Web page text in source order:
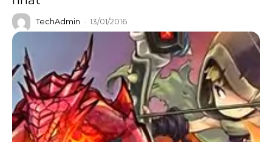
TechAdmin - 13/01/2016